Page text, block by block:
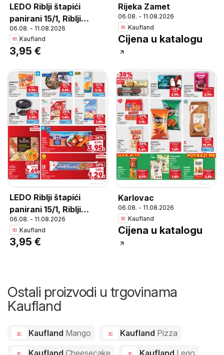
LEDO Riblji štapići
panirani 15/1, Riblji
štapići panirani 15/1 450
g
06.08. - 11.08.2026
Kaufland
3,95 €
Rijeka Zamet
06.08. - 11.08.2026
Kaufland
Cijena u katalogu
LEDO Riblji štapići
panirani 15/1, Riblji
štapići panirani 15/1 450
g
06.08. - 11.08.2026
Kaufland
3,95 €
Karlovac
06.08. - 11.08.2026
Kaufland
Cijena u katalogu
Ostali proizvodi u trgovinama
Kaufland
Kaufland Mango Kaufland Pizza